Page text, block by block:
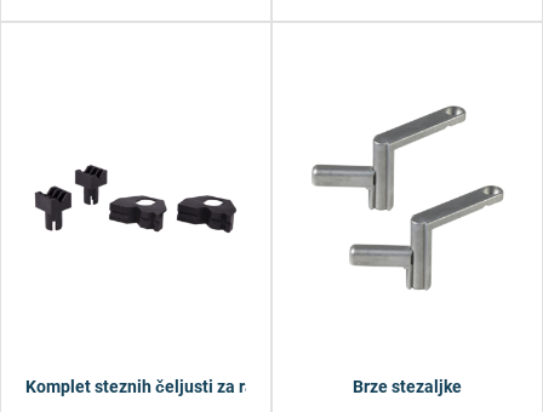
Komplet steznih čeljusti za ravno i zaobljeno zatezanje, 4-dij.
Brze stezaljke